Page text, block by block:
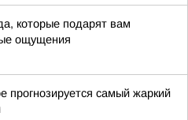
которые подарят вам
ощущения
прогнозируется самый жаркий